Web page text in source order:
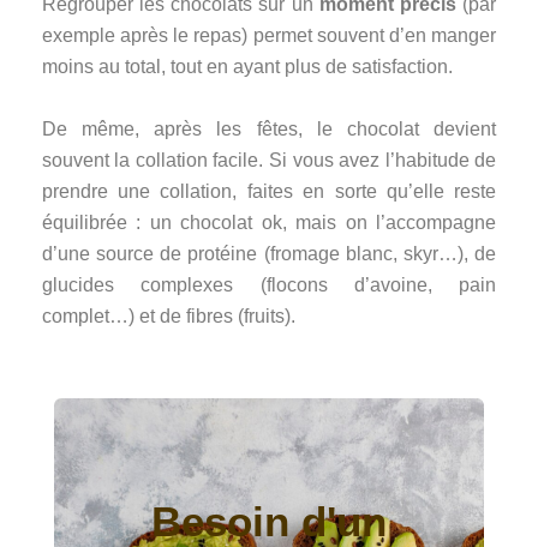
Regrouper les chocolats sur un moment précis (par
exemple après le repas) permet souvent d’en manger
moins au total, tout en ayant plus de satisfaction.
De même, après les fêtes, le chocolat devient
souvent la collation facile. Si vous avez l’habitude de
prendre une collation, faites en sorte qu’elle reste
équilibrée : un chocolat ok, mais on l’accompagne
d’une source de protéine (fromage blanc, skyr…), de
glucides complexes (flocons d’avoine, pain
complet…) et de fibres (fruits).
Besoin d'un